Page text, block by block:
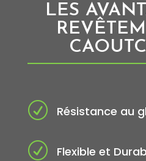
LES
R Résistance au
R Flexible et